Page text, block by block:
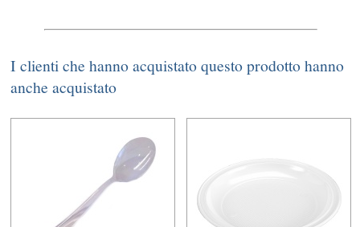
I clienti che hanno acquistato questo prodotto hanno
anche acquistato